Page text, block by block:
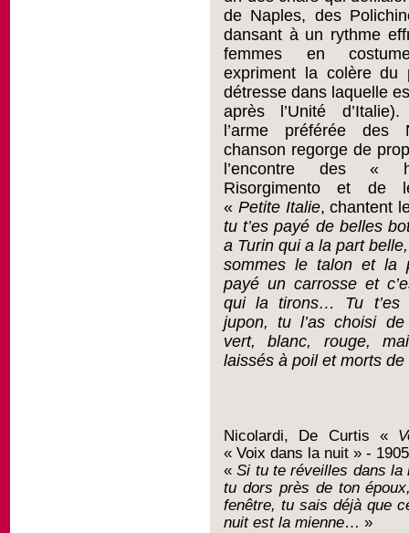
de Naples, des
dansant à un rythme
femmes en
expriment la colère du
détresse dans laquelle
après l’Unité
l’arme préférée des
chanson regorge de
l’encontre des «
Risorgimento et de
« Petite Italie, chantent
tu t’es payé de belles
a Turin qui a la part
sommes le talon et la
payé un carrosse et
qui la tirons… Tu t’es
jupon, tu l’as choisi
vert, blanc, rouge,
laissés à poil et morts
Nicolardi, De Curtis «
« Voix dans la nuit » - 1905
«Si tu te réveilles dans la
tu dors près de ton
fenêtre, tu sais déjà que
nuit est la mienne… »